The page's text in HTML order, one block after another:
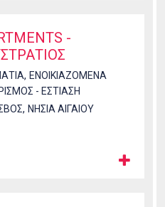
-
, ΕΝΟΙΚΙΑΖΟΜΕΝΑ
- ΕΣΤΙΑΣΗ
, ΝΗΣΙΑ ΑΙΓΑΙΟΥ